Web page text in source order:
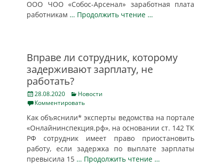
ООО ЧОО «Собос-Арсенал» заработная плата
работникам … Продолжить чтение …
Вправе ли сотрудник, которому
задерживают зарплату, не
работать?
Posted
on
28.08.2020 Categories
Новости
Комментировать
Как объяснили* эксперты ведомства на портале
«Онлайнинспекция.рф», на основании ст. 142 ТК
РФ сотрудник имеет право приостановить
работу, если задержка по выплате зарплаты
превысила 15 … Продолжить чтение …